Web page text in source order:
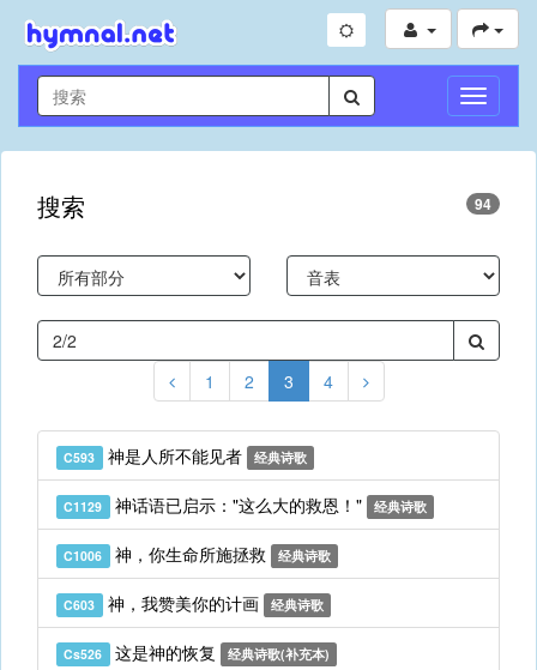
切
换
导
搜索 94
1 2 3 4
C593 神是人所不能见者 经典诗歌
C1129 神话语已启示："这么大的救恩！" 经典诗歌
C1006 神，你生命所施拯救 经典诗歌
C603 神，我赞美你的计画 经典诗歌
Cs526 这是神的恢复 经典诗歌(补充本)